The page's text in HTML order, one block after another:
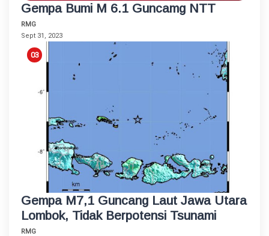
Gempa Bumi M 6.1 Guncamg NTT
RMG
Sept 31, 2023
Gempa M7,1 Guncang Laut Jawa Utara
Lombok, Tidak Berpotensi Tsunami
RMG